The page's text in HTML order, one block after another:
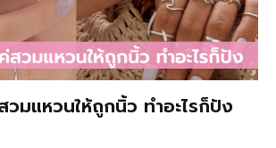
มแหวนให้ถูกนิ้ว ทำอะไรก็ปัง